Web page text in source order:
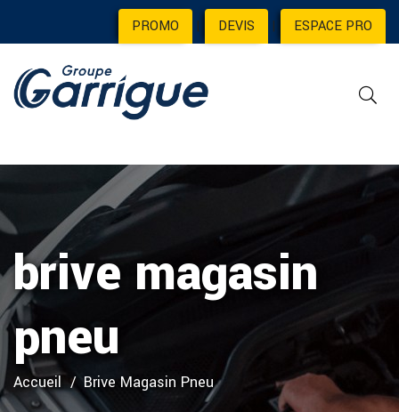
PROMO | DEVIS | ESPACE PRO
brive magasin
pneu
Accueil Brive Magasin Pneu